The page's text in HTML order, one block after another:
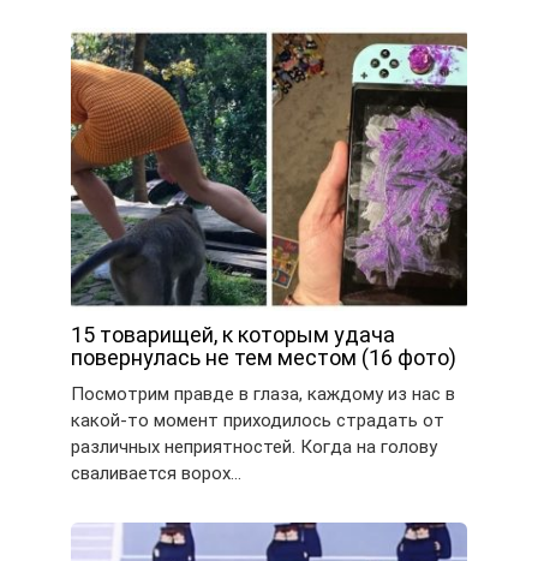
15 товарищей, к которым удача
повернулась не тем местом (16 фото)
Посмотрим правде в глаза, каждому из нас в
какой-то момент приходилось страдать от
различных неприятностей. Когда на голову
сваливается ворох…